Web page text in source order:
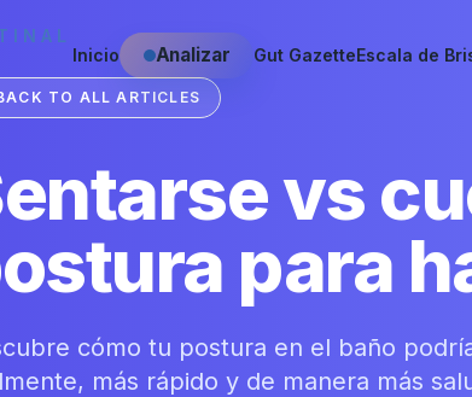
Inicio Analizar Gut GazetteEscala de
TO ALL ARTICLES
vs
para
cómo tu postura en el baño
más rápido y de manera más